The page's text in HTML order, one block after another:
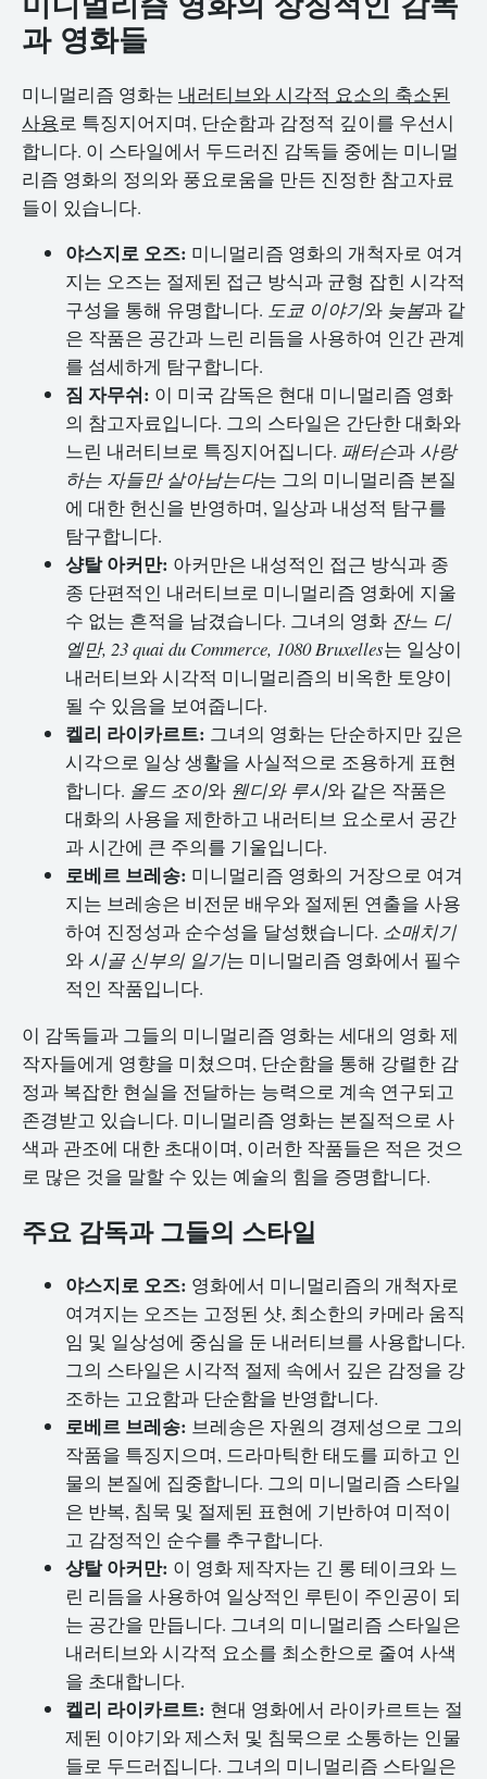
과 영화들
미니멀리즘 영화는 내러티브와 시각적 요소의 축소된
사용로 특징지어지며, 단순함과 감정적 깊이를 우선시
합니다. 이 스타일에서 두드러진 감독들 중에는 미니멀
리즘 영화의 정의와 풍요로움을 만든 진정한 참고자료
들이 있습니다.
야스지로 오즈: 미니멀리즘 영화의 개척자로 여겨
지는 오즈는 절제된 접근 방식과 균형 잡힌 시각적
구성을 통해 유명합니다. 도쿄 이야기와 늦봄과 같
은 작품은 공간과 느린 리듬을 사용하여 인간 관계
를 섬세하게 탐구합니다.
짐 자무쉬: 이 미국 감독은 현대 미니멀리즘 영화
의 참고자료입니다. 그의 스타일은 간단한 대화와
느린 내러티브로 특징지어집니다. 패터슨과 사랑
하는 자들만 살아남는다는 그의 미니멀리즘 본질
에 대한 헌신을 반영하며, 일상과 내성적 탐구를
탐구합니다.
샹탈 아커만: 아커만은 내성적인 접근 방식과 종
종 단편적인 내러티브로 미니멀리즘 영화에 지울
수 없는 흔적을 남겼습니다. 그녀의 영화 잔느 디
엘만, 23 quai du Commerce, 1080 Bruxelles는 일상이
내러티브와 시각적 미니멀리즘의 비옥한 토양이
될 수 있음을 보여줍니다.
켈리 라이카르트: 그녀의 영화는 단순하지만 깊은
시각으로 일상 생활을 사실적으로 조용하게 표현
합니다. 올드 조이와 웬디와 루시와 같은 작품은
대화의 사용을 제한하고 내러티브 요소로서 공간
과 시간에 큰 주의를 기울입니다.
로베르 브레송: 미니멀리즘 영화의 거장으로 여겨
지는 브레송은 비전문 배우와 절제된 연출을 사용
하여 진정성과 순수성을 달성했습니다. 소매치기
와 시골 신부의 일기는 미니멀리즘 영화에서 필수
적인 작품입니다.
이 감독들과 그들의 미니멀리즘 영화는 세대의 영화 제
작자들에게 영향을 미쳤으며, 단순함을 통해 강렬한 감
정과 복잡한 현실을 전달하는 능력으로 계속 연구되고
존경받고 있습니다. 미니멀리즘 영화는 본질적으로 사
색과 관조에 대한 초대이며, 이러한 작품들은 적은 것으
로 많은 것을 말할 수 있는 예술의 힘을 증명합니다.
주요 감독과 그들의 스타일
야스지로 오즈: 영화에서 미니멀리즘의 개척자로
여겨지는 오즈는 고정된 샷, 최소한의 카메라 움직
임 및 일상성에 중심을 둔 내러티브를 사용합니다.
그의 스타일은 시각적 절제 속에서 깊은 감정을 강
조하는 고요함과 단순함을 반영합니다.
로베르 브레송: 브레송은 자원의 경제성으로 그의
작품을 특징지으며, 드라마틱한 태도를 피하고 인
물의 본질에 집중합니다. 그의 미니멀리즘 스타일
은 반복, 침묵 및 절제된 표현에 기반하여 미적이
고 감정적인 순수를 추구합니다.
샹탈 아커만: 이 영화 제작자는 긴 롱 테이크와 느
린 리듬을 사용하여 일상적인 루틴이 주인공이 되
는 공간을 만듭니다. 그녀의 미니멀리즘 스타일은
내러티브와 시각적 요소를 최소한으로 줄여 사색
을 초대합니다.
켈리 라이카르트: 현대 영화에서 라이카르트는 절
제된 이야기와 제스처 및 침묵으로 소통하는 인물
들로 두드러집니다. 그녀의 미니멀리즘 스타일은